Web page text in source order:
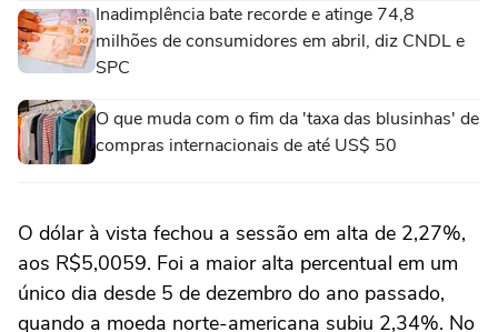
Inadimplência bate recorde e atinge 74,8
milhões de consumidores em abril, diz CNDL e
SPC
O que muda com o fim da 'taxa das blusinhas' de
compras internacionais de até US$ 50
O dólar à vista fechou a sessão ‌em alta de 2,27%,
aos R$5,0059. Foi a maior alta percentual em um
único dia desde 5 de dezembro do ano passado,
quando a moeda norte-americana subiu ‌2,34%. No